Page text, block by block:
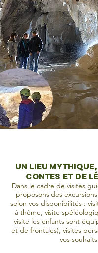
Un lieu mythique,
contes et de
Dans le cadre de visites
proposons des excursions
selon vos disponibilités :
à thème, visite
visite les enfants sont
et de frontales), visites
vos souhaits.